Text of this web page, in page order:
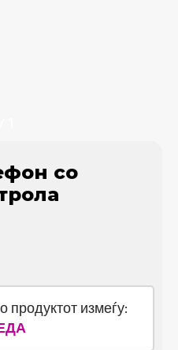
со
продуктот измеѓу: